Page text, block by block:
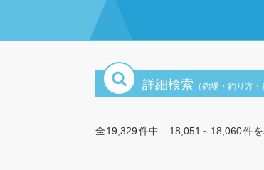
詳細検索 （釣場・釣り方
全19,329件中 18,051～18,060件